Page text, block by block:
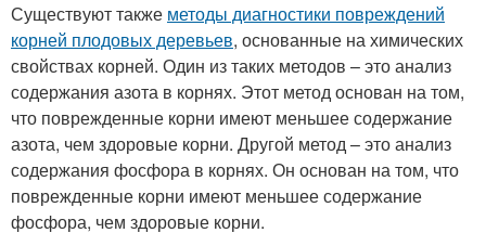
Существуют также методы диагностики повреждений
корней плодовых деревьев, основанные на химических
свойствах корней. Один из таких методов – это анализ
содержания азота в корнях. Этот метод основан на том,
что поврежденные корни имеют меньшее содержание
азота, чем здоровые корни. Другой метод – это анализ
содержания фосфора в корнях. Он основан на том, что
поврежденные корни имеют меньшее содержание
фосфора, чем здоровые корни.